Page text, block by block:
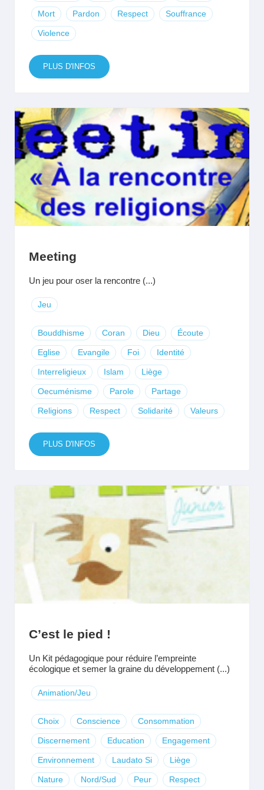
Mort Pardon Respect Souffrance
Violence
PLUS D'INFOS
Meeting
Un jeu pour oser la rencontre (...)
Jeu
Bouddhisme Coran Dieu Écoute
Eglise Evangile Foi Identité
Interreligieux Islam Liège
Oecuménisme Parole Partage
Religions Respect Solidarité Valeurs
PLUS D'INFOS
C’est le pied !
Un Kit pédagogique pour réduire l’empreinte
écologique et semer la graine du développement (...)
Animation/Jeu
Choix Conscience Consommation
Discernement Education Engagement
Environnement Laudato Si Liège
Nature Nord/Sud Peur Respect